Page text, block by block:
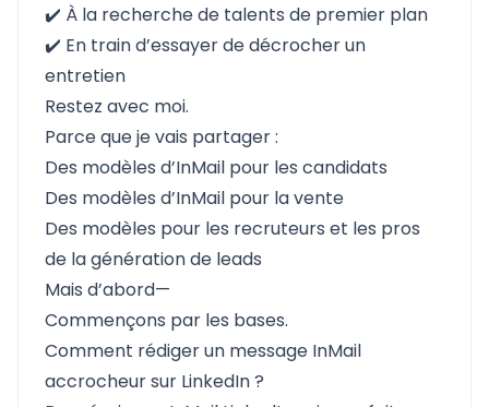
✔️ À la recherche de talents de premier plan
✔️ En train d’essayer de décrocher un
entretien
Restez avec moi.
Parce que je vais partager :
Des modèles d’InMail pour les candidats
Des modèles d’InMail pour la vente
Des modèles pour les recruteurs et les pros
de la génération de leads
Mais d’abord—
Commençons par les bases.
Comment rédiger un message InMail
accrocheur sur LinkedIn ?